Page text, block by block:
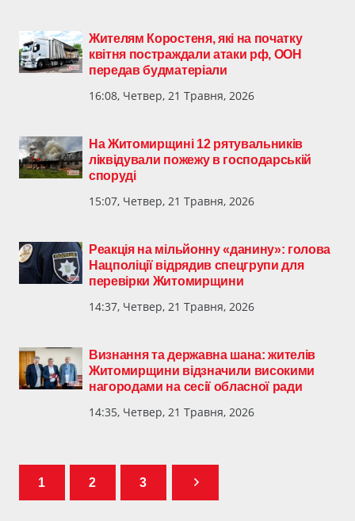
Жителям Коростеня, які на початку
квітня постраждали атаки рф, ООН
передав будматеріали
16:08, Четвер, 21 Травня, 2026
На Житомирщині 12 рятувальників
ліквідували пожежу в господарській
споруді
15:07, Четвер, 21 Травня, 2026
Реакція на мільйонну «данину»: голова
Нацполіції відрядив спецгрупи для
перевірки Житомирщини
14:37, Четвер, 21 Травня, 2026
Визнання та державна шана: жителів
Житомирщини відзначили високими
нагородами на сесії обласної ради
14:35, Четвер, 21 Травня, 2026
1 2 3